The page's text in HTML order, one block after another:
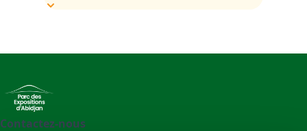
Contactez-nous